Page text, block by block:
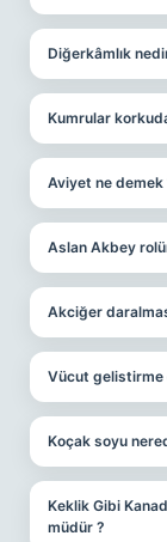
Diğerkâmlık
Kumrular
Aviyet ne demek
Aslan Akbey
Akciğer
Vücut gelistirme
Koçak soyu
Keklik Gibi
müdür ?